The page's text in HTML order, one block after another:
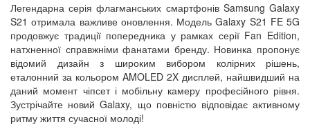
Легендарна серія флагманських смартфонів Samsung Galaxy
S21 отримала важливе оновлення. Модель Galaxy S21 FE 5G
продовжує традиції попередника у рамках серії Fan Edition,
натхненної справжніми фанатами бренду. Новинка пропонує
відомий дизайн з широким вибором колірних рішень,
еталонний за кольором AMOLED 2X дисплей, найшвидший на
даний момент чіпсет і мобільну камеру професійного рівня.
Зустрічайте новий Galaxy, що повністю відповідає активному
ритму життя сучасної молоді!